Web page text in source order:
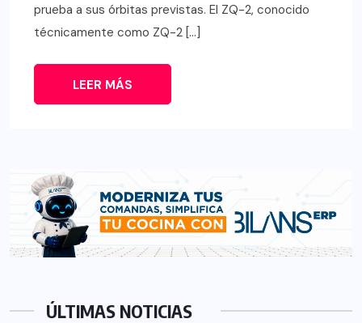
prueba a sus órbitas previstas. El ZQ-2, conocido
técnicamente como ZQ-2 […]
LEER MÁS
ÚLTIMAS NOTICIAS